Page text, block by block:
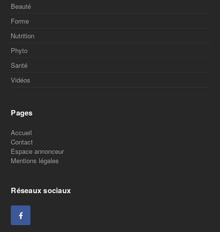
Beauté
Forme
Nutrition
Phyto
Santé
Vidéos
Pages
Accueil
Contact
Espace annonceur
Mentions légales
Réseaux sociaux